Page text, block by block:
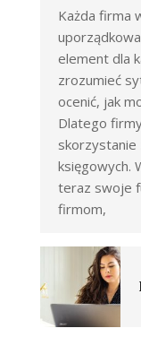
Każda firma
element dla
zrozumieć
ocenić, jak
Dlatego
skorzystanie
księgowych.
teraz swoje
firmom,